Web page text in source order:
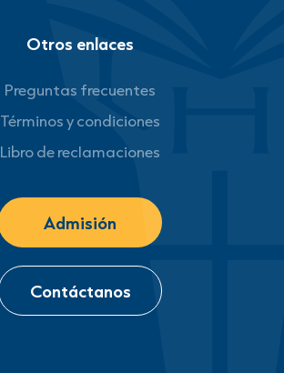
Otros enlaces
Preguntas frecuentes
Términos y condiciones
Libro de reclamaciones
Admisión
Contáctanos